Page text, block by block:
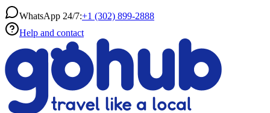
WhatsApp 24/7:+1 (302) 899-2888
Help and contact